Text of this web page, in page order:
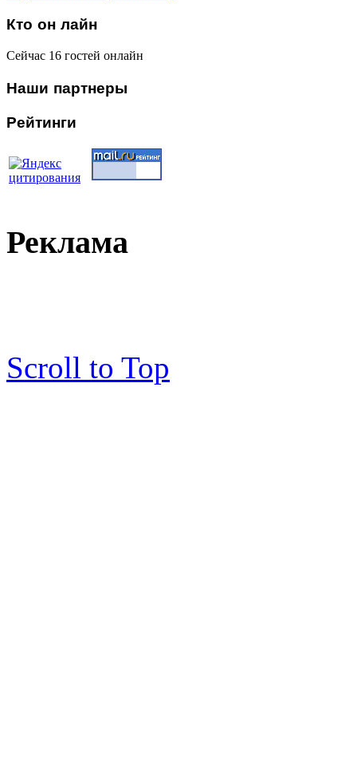
Кто он лайн
Сейчас 16 гостей онлайн
Наши партнеры
Рейтинги
Реклама
Scroll to Top